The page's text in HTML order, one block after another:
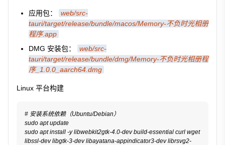
应用包：
web/src-
tauri/target/release/bundle/macos/Memory-不负时光相册
程序.app
DMG 安装包：
web/src-
tauri/target/release/bundle/dmg/Memory-不负时光相册程
序_1.0.0_aarch64.dmg
Linux 平台构建
# 安装系统依赖（Ubuntu/Debian）
sudo apt update
sudo apt install -y libwebkit2gtk-4.0-dev build-essential curl wget
libssl-dev libgtk-3-dev libayatana-appindicator3-dev librsvg2-